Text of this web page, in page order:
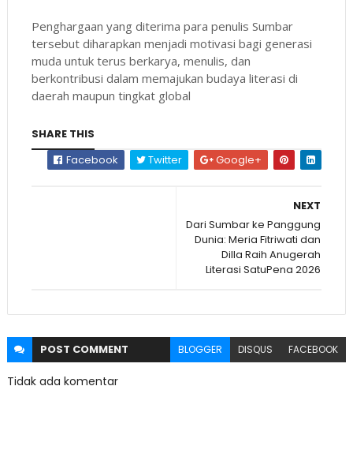
Penghargaan yang diterima para penulis Sumbar
tersebut diharapkan menjadi motivasi bagi generasi
muda untuk terus berkarya, menulis, dan
berkontribusi dalam memajukan budaya literasi di
daerah maupun tingkat global
SHARE THIS
Facebook
Twitter Google+
NEXT
Dari Sumbar ke Panggung
Dunia: Meria Fitriwati dan
Dilla Raih Anugerah
Literasi SatuPena 2026
POST COMMENT BLOGGER DISQUS FACEBOOK
Tidak ada komentar